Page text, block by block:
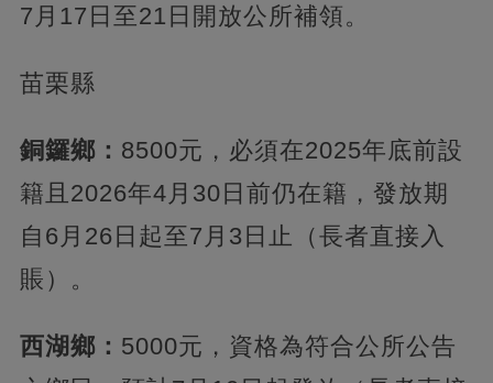
7月17日至21日開放公所補領。
苗栗縣
銅鑼鄉： 8500元，必須在2025年底前設
籍且2026年4月30日前仍在籍，發放期
自6月26日起至7月3日止（長者直接入
賬）。
西湖鄉： 5000元，資格為符合公所公告